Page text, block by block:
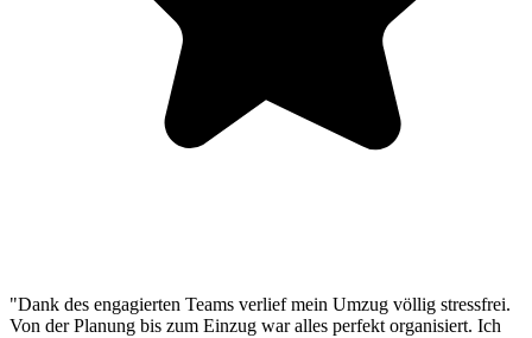
"Dank des engagierten Teams verlief mein Umzug völlig stressfrei.
Von der Planung bis zum Einzug war alles perfekt organisiert. Ich